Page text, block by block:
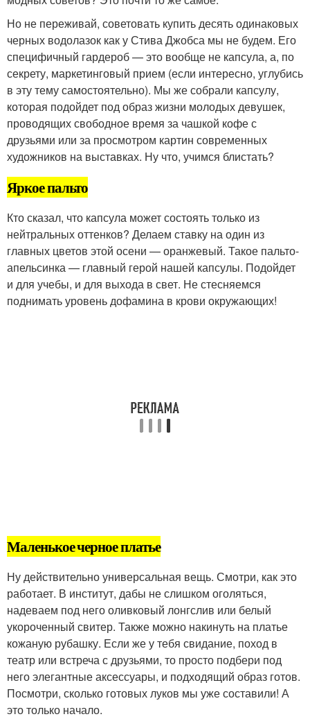
Но не переживай, советовать купить десять одинаковых
черных водолазок как у Стива Джобса мы не будем. Его
специфичный гардероб — это вообще не капсула, а, по
секрету, маркетинговый прием (если интересно, углубись
в эту тему самостоятельно). Мы же собрали капсулу,
которая подойдет под образ жизни молодых девушек,
проводящих свободное время за чашкой кофе с
друзьями или за просмотром картин современных
художников на выставках. Ну что, учимся блистать?
Яркое пальто
Кто сказал, что капсула может состоять только из
нейтральных оттенков? Делаем ставку на один из
главных цветов этой осени — оранжевый. Такое пальто-
апельсинка — главный герой нашей капсулы. Подойдет
и для учебы, и для выхода в свет. Не стесняемся
поднимать уровень дофамина в крови окружающих!
Маленькое черное платье
Ну действительно универсальная вещь. Смотри, как это
работает. В институт, дабы не слишком оголяться,
надеваем под него оливковый лонгслив или белый
укороченный свитер. Также можно накинуть на платье
кожаную рубашку. Если же у тебя свидание, поход в
театр или встреча с друзьями, то просто подбери под
него элегантные аксессуары, и подходящий образ готов.
Посмотри, сколько готовых луков мы уже составили! А
это только начало.